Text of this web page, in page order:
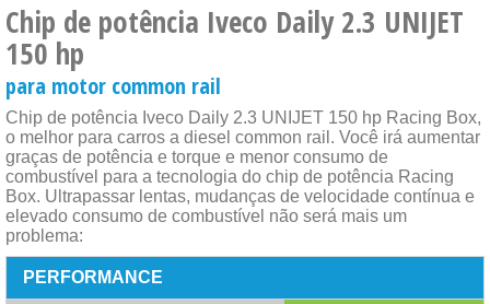
Chip de potência Iveco Daily 2.3 UNIJET
150 hp
para motor common rail
Chip de potência Iveco Daily 2.3 UNIJET 150 hp Racing Box,
o melhor para carros a diesel common rail. Você irá aumentar
graças de potência e torque e menor consumo de
combustível para a tecnologia do chip de potência Racing
Box. Ultrapassar lentas, mudanças de velocidade contínua e
elevado consumo de combustível não será mais um
problema:
PERFORMANCE